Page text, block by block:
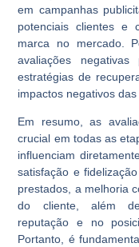
em campanhas
potenciais clientes e
marca no mercado.
avaliações
estratégias de
impactos negativos
Em resumo, as
crucial em todas as
influenciam
satisfação e
prestados, a melhoria
do cliente, além de
reputação e no
Portanto, é